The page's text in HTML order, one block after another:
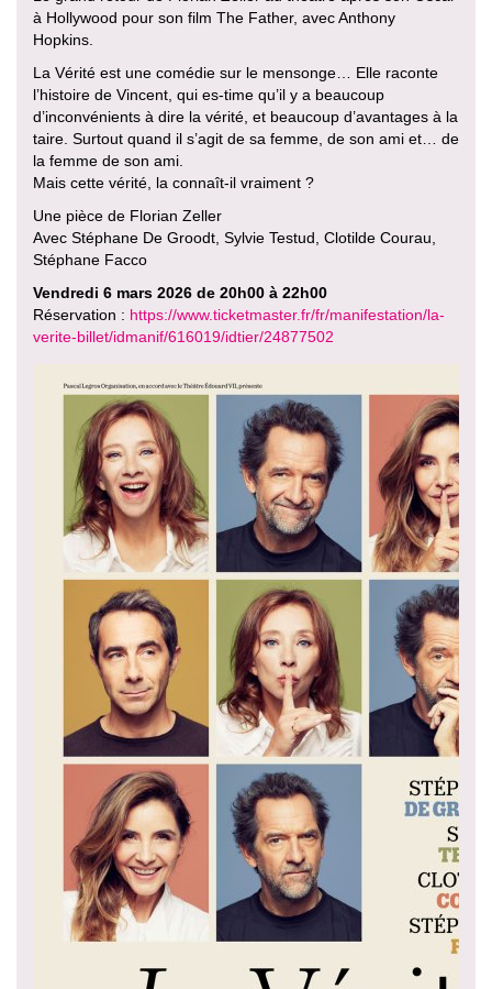
à Hollywood pour son film The Father, avec Anthony
Hopkins.
La Vérité est une comédie sur le mensonge… Elle raconte
l’histoire de Vincent, qui es-time qu’il y a beaucoup
d’inconvénients à dire la vérité, et beaucoup d’avantages à la
taire. Surtout quand il s’agit de sa femme, de son ami et… de
la femme de son ami.
Mais cette vérité, la connaît-il vraiment ?
Une pièce de Florian Zeller
Avec Stéphane De Groodt, Sylvie Testud, Clotilde Courau,
Stéphane Facco
Vendredi 6 mars 2026 de 20h00 à 22h00
Réservation : https://www.ticketmaster.fr/fr/manifestation/la-
verite-billet/idmanif/616019/idtier/24877502